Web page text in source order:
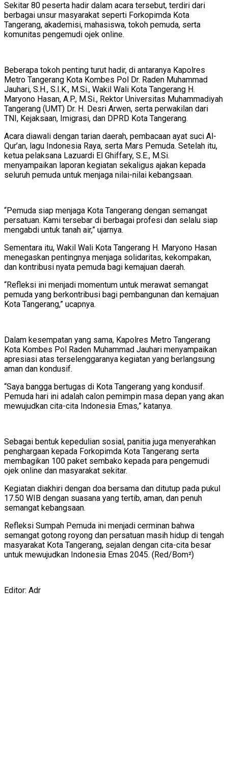
Sekitar 80 peserta hadir dalam acara tersebut, terdiri dari
berbagai unsur masyarakat seperti Forkopimda Kota
Tangerang, akademisi, mahasiswa, tokoh pemuda, serta
komunitas pengemudi ojek online.
Beberapa tokoh penting turut hadir, di antaranya Kapolres
Metro Tangerang Kota Kombes Pol Dr. Raden Muhammad
Jauhari, S.H., S.I.K., M.Si., Wakil Wali Kota Tangerang H.
Maryono Hasan, A.P., M.Si., Rektor Universitas Muhammadiyah
Tangerang (UMT) Dr. H. Desri Arwen, serta perwakilan dari
TNI, Kejaksaan, Imigrasi, dan DPRD Kota Tangerang.
Acara diawali dengan tarian daerah, pembacaan ayat suci Al-
Qur’an, lagu Indonesia Raya, serta Mars Pemuda. Setelah itu,
ketua pelaksana Lazuardi El Ghiffary, S.E., M.Si.
menyampaikan laporan kegiatan sekaligus ajakan kepada
seluruh pemuda untuk menjaga nilai-nilai kebangsaan.
“Pemuda siap menjaga Kota Tangerang dengan semangat
persatuan. Kami tersebar di berbagai profesi dan selalu siap
mengabdi untuk tanah air,” ujarnya.
Sementara itu, Wakil Wali Kota Tangerang H. Maryono Hasan
menegaskan pentingnya menjaga solidaritas, kekompakan,
dan kontribusi nyata pemuda bagi kemajuan daerah.
“Refleksi ini menjadi momentum untuk merawat semangat
pemuda yang berkontribusi bagi pembangunan dan kemajuan
Kota Tangerang,” ucapnya.
Dalam kesempatan yang sama, Kapolres Metro Tangerang
Kota Kombes Pol Raden Muhammad Jauhari menyampaikan
apresiasi atas terselenggaranya kegiatan yang berlangsung
aman dan kondusif.
“Saya bangga bertugas di Kota Tangerang yang kondusif.
Pemuda hari ini adalah calon pemimpin masa depan yang akan
mewujudkan cita-cita Indonesia Emas,” katanya.
Sebagai bentuk kepedulian sosial, panitia juga menyerahkan
penghargaan kepada Forkopimda Kota Tangerang serta
membagikan 100 paket sembako kepada para pengemudi
ojek online dan masyarakat sekitar.
Kegiatan diakhiri dengan doa bersama dan ditutup pada pukul
17.50 WIB dengan suasana yang tertib, aman, dan penuh
semangat kebangsaan.
Refleksi Sumpah Pemuda ini menjadi cerminan bahwa
semangat gotong royong dan persatuan masih hidup di tengah
masyarakat Kota Tangerang, sejalan dengan cita-cita besar
untuk mewujudkan Indonesia Emas 2045. (Red/Bom²)
Editor: Adr